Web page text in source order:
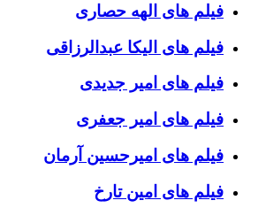
فیلم های الهه حصاری
فیلم های الیکا عبدالرزاقی
فیلم های امیر جدیدی
فیلم های امیر جعفری
فیلم های امیرحسین آرمان
فیلم های امین تارخ